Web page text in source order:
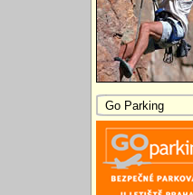
Go Parking